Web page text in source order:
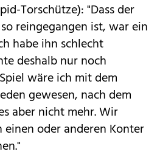
Torschütze): "Dass der
reingegangen ist, war ein
habe ihn schlecht
deshalb nur noch
wäre ich mit dem
gewesen, nach dem
aber nicht mehr. Wir
oder anderen Konter